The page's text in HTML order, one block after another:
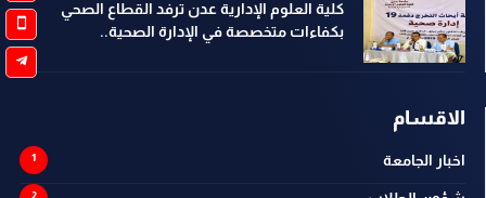
كلية العلوم الإدارية عدن ترفد القطاع الصحي
بكفاءات متخصصة في الإدارة الصحية..
الاقسام
اخبار الجامعة